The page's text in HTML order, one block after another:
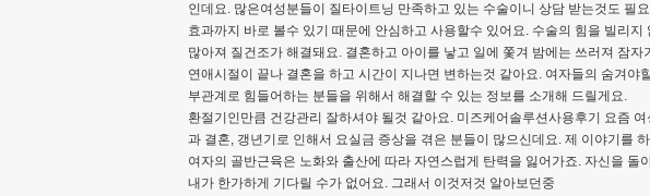
인데요. 많은여성분들이 질타이트닝 만족하고 있는 수술이니 상담 받는것도 필
효과까지 바로 볼수 있기 때문에 안심하고 사용할수 있어요. 수술의 힘을 빌리
많아져 질건조가 해결돼요. 결혼하고 아이를 낳고 일에 쫓겨 밤에는 쓰러져 잠자
연애시절이 끝나 결혼을 하고 시간이 지나면 변하는것 같아요. 여자들의 숨겨
부관계로 힘들어하는 분들을 위해서 해결할 수 있는 정보를 소개해 드릴게요.
환절기인만큼 건강관리 잘하셔야 될것 같아요. 미즈케어솔루션사용후기 요즘
과 결혼, 갱년기로 인해서 요실금 증상을 겪은 분들이 많으신데요. 제 이야기를
여자의 골반근육은 노화와 출산에 따라 자연스럽게 탄력을 잃어가죠. 자신을
내가 한가하게 기다릴 수가 없어요. 그래서 이것저것 알아보던중